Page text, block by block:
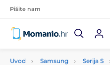
Pišite nam
Uvod Samsung Serija S